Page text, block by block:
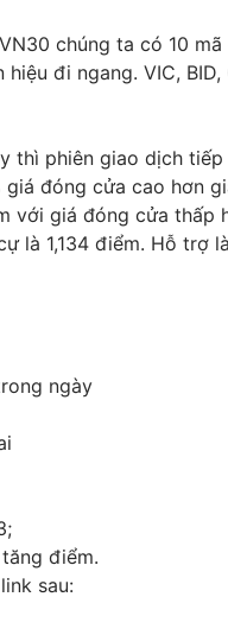
chúng ta có 10
đi ngang. VIC, BID,
thì phiên giao dịch tiếp
đóng cửa cao hơn
với giá đóng cửa thấp
là 1,134 điểm. Hỗ trợ
ngày
điểm.
sau: